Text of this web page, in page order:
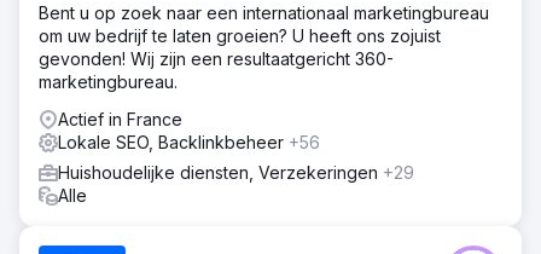
Bent u op zoek naar een internationaal marketingbureau
om uw bedrijf te laten groeien? U heeft ons zojuist
gevonden! Wij zijn een resultaatgericht 360-
marketingbureau.
Actief in France
Lokale SEO, Backlinkbeheer +56
Huishoudelijke diensten, Verzekeringen +29
Alle